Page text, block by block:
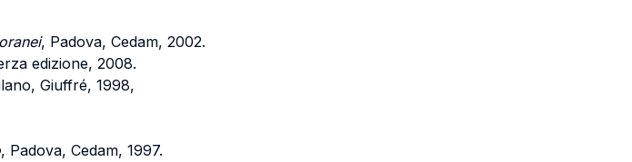
, Padova, Cedam, 2002.
edizione, 2008.
Giuffré, 1998,
, Padova, Cedam, 1997.